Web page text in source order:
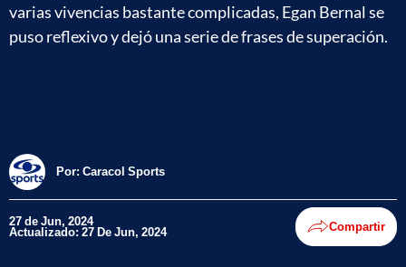
varias vivencias bastante complicadas, Egan Bernal se
puso reflexivo y dejó una serie de frases de superación.
Por: Caracol Sports
27 de Jun, 2024
Actualizado: 27 De Jun, 2024 Compartir